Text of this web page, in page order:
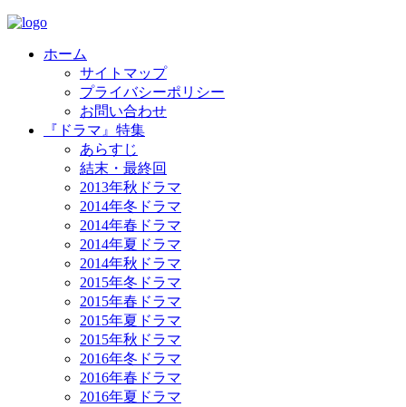
ホーム
サイトマップ
プライバシーポリシー
お問い合わせ
『ドラマ』特集
あらすじ
結末・最終回
2013年秋ドラマ
2014年冬ドラマ
2014年春ドラマ
2014年夏ドラマ
2014年秋ドラマ
2015年冬ドラマ
2015年春ドラマ
2015年夏ドラマ
2015年秋ドラマ
2016年冬ドラマ
2016年春ドラマ
2016年夏ドラマ